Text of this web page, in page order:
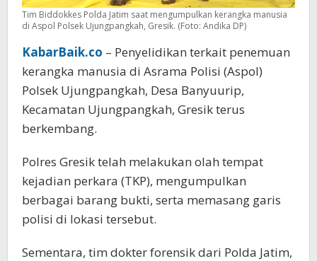
Tim Biddokkes Polda Jatim saat mengumpulkan kerangka manusia
di Aspol Polsek Ujungpangkah, Gresik. (Foto: Andika DP)
KabarBaik.co – Penyelidikan terkait penemuan
kerangka manusia di Asrama Polisi (Aspol)
Polsek Ujungpangkah, Desa Banyuurip,
Kecamatan Ujungpangkah, Gresik terus
berkembang.
Polres Gresik telah melakukan olah tempat
kejadian perkara (TKP), mengumpulkan
berbagai barang bukti, serta memasang garis
polisi di lokasi tersebut.
Sementara, tim dokter forensik dari Polda Jatim,